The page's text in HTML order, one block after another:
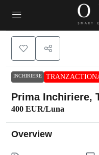
INCHIRIERE
Prima Inchiriere,
400 EUR/Luna
Overview